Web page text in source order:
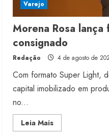
Varejo
Morena Rosa
consignado
Redação 4 de agosto de
Com formato Super Light,
capital imobilizado em
no...
Leia MaisRead
more